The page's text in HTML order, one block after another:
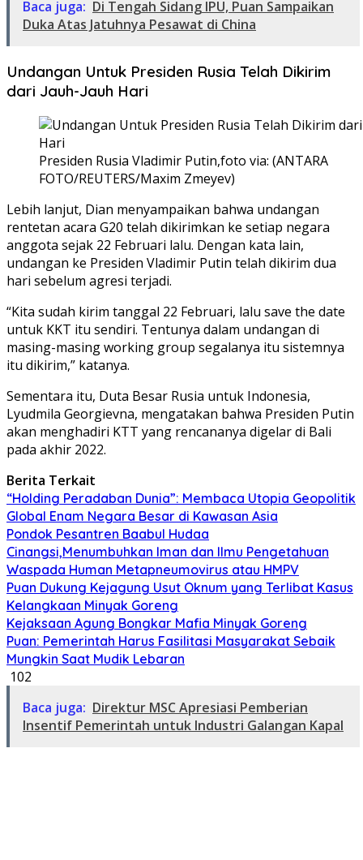
Baca juga: Di Tengah Sidang IPU, Puan Sampaikan
Duka Atas Jatuhnya Pesawat di China
Undangan Untuk Presiden Rusia Telah Dikirim
dari Jauh-Jauh Hari
Presiden Rusia Vladimir Putin,foto via: (ANTARA
FOTO/REUTERS/Maxim Zmeyev)
Lebih lanjut, Dian menyampaikan bahwa undangan
rentetan acara G20 telah dikirimkan ke setiap negara
anggota sejak 22 Februari lalu. Dengan kata lain,
undangan ke Presiden Vladimir Putin telah dikirim dua
hari sebelum agresi terjadi.
“Kita sudah kirim tanggal 22 Februari, lalu save the date
untuk KKT itu sendiri. Tentunya dalam undangan di
masing-masing working group segalanya itu sistemnya
itu dikirim,” katanya.
Sementara itu, Duta Besar Rusia untuk Indonesia,
Lyudmila Georgievna, mengatakan bahwa Presiden Putin
akan menghadiri KTT yang rencananya digelar di Bali
pada akhir 2022.
Berita Terkait
“Holding Peradaban Dunia”: Membaca Utopia Geopolitik
Global Enam Negara Besar di Kawasan Asia
Pondok Pesantren Baabul Hudaa
Cinangsi,Menumbuhkan Iman dan Ilmu Pengetahuan
Waspada Human Metapneumovirus atau HMPV
Puan Dukung Kejagung Usut Oknum yang Terlibat Kasus
Kelangkaan Minyak Goreng
Kejaksaan Agung Bongkar Mafia Minyak Goreng
Puan: Pemerintah Harus Fasilitasi Masyarakat Sebaik
Mungkin Saat Mudik Lebaran
102
Baca juga: Direktur MSC Apresiasi Pemberian
Insentif Pemerintah untuk Industri Galangan Kapal